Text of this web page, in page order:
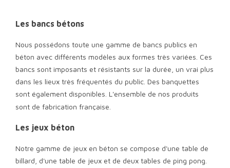
Les bancs bétons
Nous possédons toute une gamme de bancs publics en
béton avec différents modèles aux formes très variées. Ces
bancs sont imposants et résistants sur la durée, un vrai plus
dans les lieux très fréquentés du public. Des banquettes
sont également disponibles. L'ensemble de nos produits
sont de fabrication française.
Les jeux béton
Notre gamme de jeux en béton se compose d'une table de
billard, d'une table de jeux et de deux tables de ping pong.